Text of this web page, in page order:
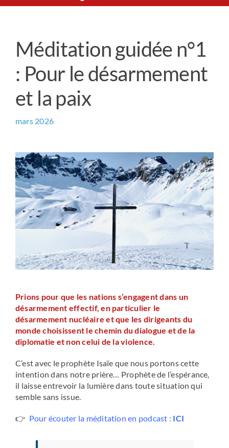
Prière universelle
Qui sommes-nous ?
Contact
Méditation guidée n°1
: Pour le désarmement
et la paix
mars 2026
Prions pour que les nations s’engagent dans un
désarmement effectif, en particulier le
désarmement nucléaire et que les dirigeants du
monde choisissent le chemin du dialogue et de la
diplomatie et non celui de la violence.
C’est avec le prophète Isaïe que nous portons cette
intention dans notre prière… Prophète de l’espérance,
il laisse entrevoir la lumière dans toute situation qui
semble sans issue.
👉 Pour écouter la méditation en podcast : ICI